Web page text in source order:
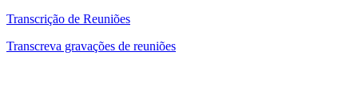
Transcrição de Reuniões
Transcreva gravações de reuniões